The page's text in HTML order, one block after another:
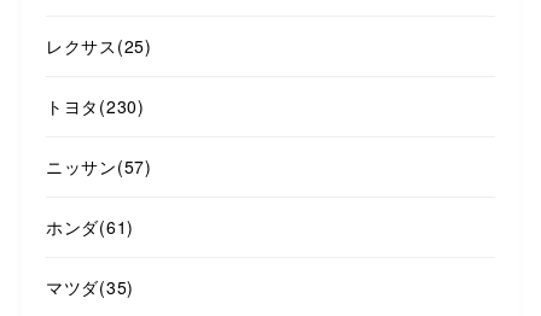
レクサス (25)
トヨタ (230)
ニッサン(57)
ホンダ(61)
マツダ(35)